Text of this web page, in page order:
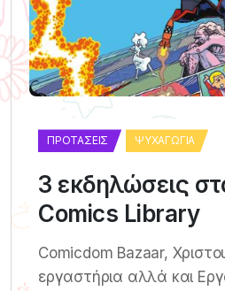
ΠΡΟΤΆΣΕΙΣ ΨΥΧΑΓΩΓΊΑ
3 εκδηλώσεις
Comics Library
Comicdom Bazaar,
εργαστήρια αλλά και